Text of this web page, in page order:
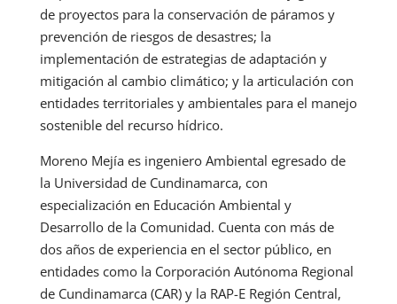
de proyectos para la conservación de páramos y
prevención de riesgos de desastres; la
implementación de estrategias de adaptación y
mitigación al cambio climático; y la articulación con
entidades territoriales y ambientales para el manejo
sostenible del recurso hídrico.
Moreno Mejía es ingeniero Ambiental egresado de
la Universidad de Cundinamarca, con
especialización en Educación Ambiental y
Desarrollo de la Comunidad. Cuenta con más de
dos años de experiencia en el sector público, en
entidades como la Corporación Autónoma Regional
de Cundinamarca (CAR) y la RAP-E Región Central,